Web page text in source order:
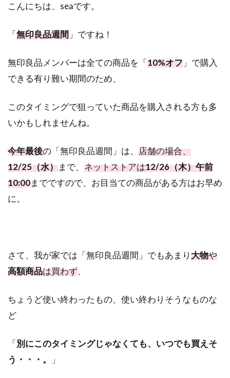
こんにちは、seaです。
「無印良品週間 」ですね！
無印良品メンバーは全ての商品を「10%オフ 」で購入
できる有り難い期間のため、
このタイミングで狙っていた商品を購入される方も多
いかもしれませんね。
今年最後の「無印良品週間」は、 店舗の場合、
12/25（水）まで、 ネットストアは12/26（木）午前
10:00までですので、お目当ての商品がある方はお早め
に。
さて、我が家では「無印良品週間」でもあまり大物や
高額商品は買わず、
ちょうど使い終わったもの、使い終わりそうなものな
ど
「別にこのタイミングじゃなくても、いつでも買えそ
う・・・。
」